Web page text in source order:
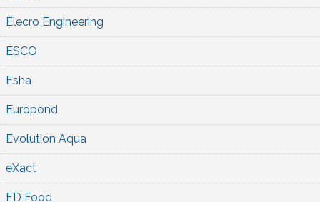
Elecro Engineering
ESCO
Esha
Europond
Evolution Aqua
eXact
FD Food